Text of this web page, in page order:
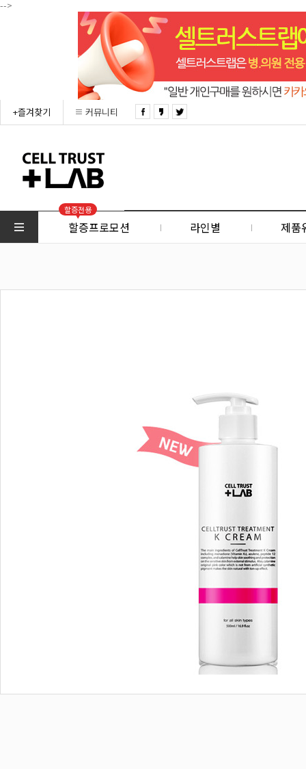
-->
+즐겨찾기 커뮤니티
할증전용
할증프로모션 라인별 제품